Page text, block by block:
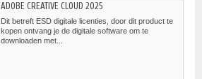
ADOBE CREATIVE CLOUD 2025
Dit betreft ESD digitale licenties, door dit product te
kopen ontvang je de digitale software om te
downloaden met...